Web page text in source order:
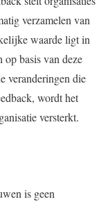
verzamelen van
waarde ligt in
op basis van deze
veranderingen die
wordt het
versterkt.
is geen